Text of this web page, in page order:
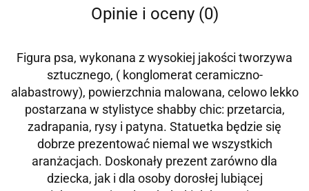
Opinie i oceny (0)
Figura psa, wykonana z wysokiej jakości tworzywa
sztucznego, ( konglomerat ceramiczno-
alabastrowy), powierzchnia malowana, celowo lekko
postarzana w stylistyce shabby chic: przetarcia,
zadrapania, rysy i patyna. Statuetka będzie się
dobrze prezentować niemal we wszystkich
aranżacjach. Doskonały prezent zarówno dla
dziecka, jak i dla osoby dorosłej lubiącej